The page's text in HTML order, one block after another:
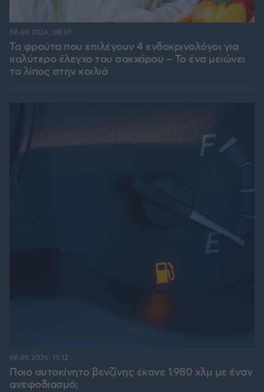
Τα φρούτα που επιλέγουν 4 ενδοκρινολόγοι για
καλύτερο έλεγχο του σακχάρου – Το ένα μειώνει
το λίπος στην κοιλιά
06.08.2026, 08:01
Ποιο αυτοκίνητο βενζίνης έκανε 1.980 χλμ με έναν
ανεφοδιασμό;
06.08.2026, 19:12